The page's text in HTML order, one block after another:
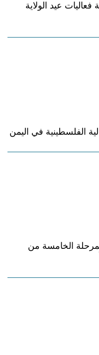
عيد الولاية
الفلسطينية في اليمن
الخامسة من